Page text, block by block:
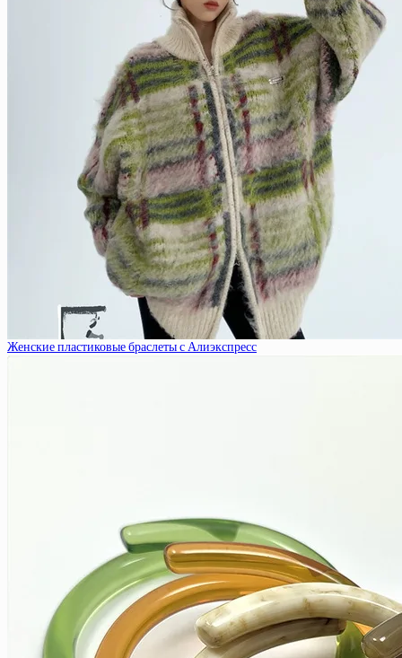
Женские пластиковые браслеты с Алиэкспресс